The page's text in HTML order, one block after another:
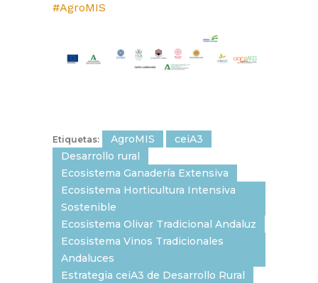
#AgroMIS
Etiquetas: AgroMIS
ceiA3
Desarrollo rural
Ecosistema Ganadería Extensiva
Ecosistema Horticultura Intensiva
Sostenible
Ecosistema Olivar Tradicional Andaluz
Ecosistema Vinos Tradicionales
Andaluces
Estrategia ceiA3 de Desarrollo Rural